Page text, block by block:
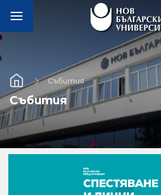
Събития
Събития